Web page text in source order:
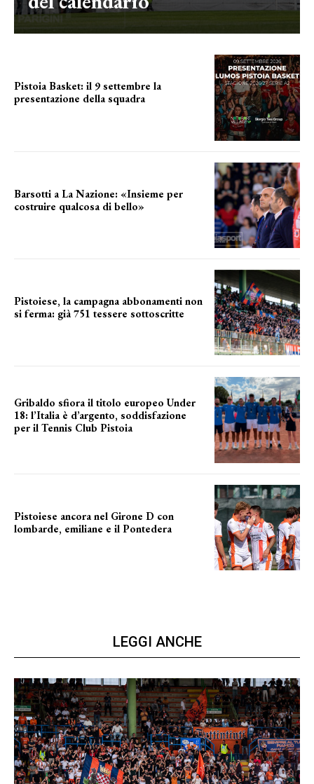
Pistoia Basket: il 9 settembre la
presentazione della squadra
Barsotti a La Nazione: «Insieme per
costruire qualcosa di bello»
Pistoiese, la campagna abbonamenti non
si ferma: già 751 tessere sottoscritte
Gribaldo sfiora il titolo europeo Under
18: l’Italia è d’argento, soddisfazione
per il Tennis Club Pistoia
Pistoiese ancora nel Girone D con
lombarde, emiliane e il Pontedera
LEGGI ANCHE